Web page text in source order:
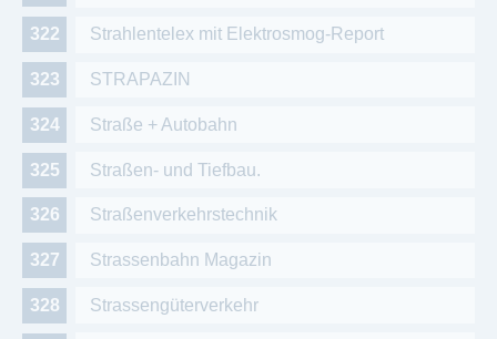
Strahlentelex mit Elektrosmog-Report
STRAPAZIN
Straße + Autobahn
Straßen- und Tiefbau.
Straßenverkehrstechnik
Strassenbahn Magazin
Strassengüterverkehr